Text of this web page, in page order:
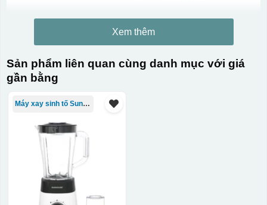
Xem thêm
Sản phẩm liên quan cùng danh mục với giá
gần bằng
Máy xay sinh tố Sunhouse